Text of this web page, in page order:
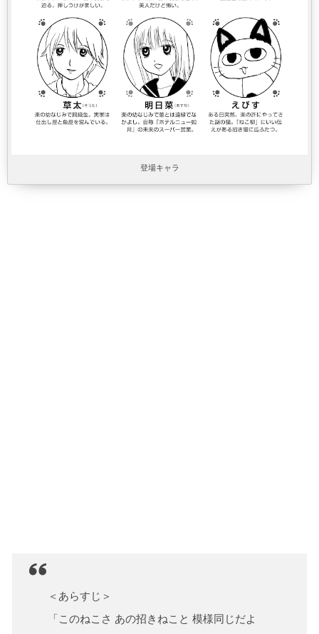
登場キャラ
＜あらすじ＞
「このねこさ あの招きねこと 模様同じだよ